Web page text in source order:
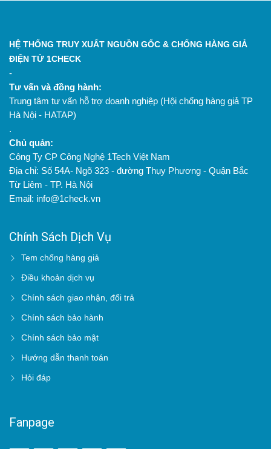
HỆ THỐNG TRUY XUẤT NGUỒN GỐC & CHỐNG HÀNG GIẢ
ĐIỆN TỬ 1CHECK
-
Tư vấn và đồng hành:
Trung tâm tư vấn hỗ trợ doanh nghiệp (Hội chống hàng giả TP
Hà Nội - HATAP)
.
Chủ quản:
Công Ty CP Công Nghệ 1Tech Việt Nam
Địa chỉ: Số 54A- Ngõ 323 - đường Thụy Phương - Quận Bắc
Từ Liêm - TP. Hà Nội
Email: info@1check.vn
Chính Sách Dịch Vụ
Tem chống hàng giả
Điều khoản dịch vụ
Chính sách giao nhận, đổi trả
Chính sách bảo hành
Chính sách bảo mật
Hướng dẫn thanh toán
Hỏi đáp
Fanpage